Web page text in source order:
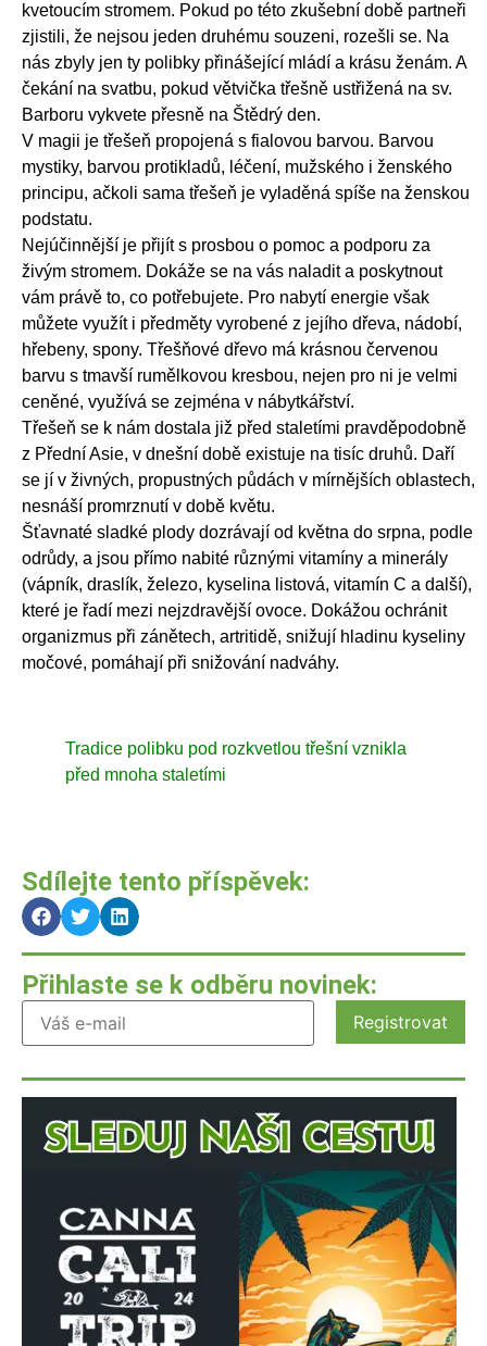
kvetoucím stromem. Pokud po této zkušební době partneři
zjistili, že nejsou jeden druhému souzeni, rozešli se. Na
nás zbyly jen ty polibky přinášející mládí a krásu ženám. A
čekání na svatbu, pokud větvička třešně ustřižená na sv.
Barboru vykvete přesně na Štědrý den.
V magii je třešeň propojená s fialovou barvou. Barvou
mystiky, barvou protikladů, léčení, mužského i ženského
principu, ačkoli sama třešeň je vyladěná spíše na ženskou
podstatu.
Nejúčinnější je přijít s prosbou o pomoc a podporu za
živým stromem. Dokáže se na vás naladit a poskytnout
vám právě to, co potřebujete. Pro nabytí energie však
můžete využít i předměty vyrobené z jejího dřeva, nádobí,
hřebeny, spony. Třešňové dřevo má krásnou červenou
barvu s tmavší rumělkovou kresbou, nejen pro ni je velmi
ceněné, využívá se zejména v nábytkářství.
Třešeň se k nám dostala již před staletími pravděpodobně
z Přední Asie, v dnešní době existuje na tisíc druhů. Daří
se jí v živných, propustných půdách v mírnějších oblastech,
nesnáší promrznutí v době květu.
Šťavnaté sladké plody dozrávají od května do srpna, podle
odrůdy, a jsou přímo nabité různými vitamíny a minerály
(vápník, draslík, železo, kyselina listová, vitamín C a další),
které je řadí mezi nejzdravější ovoce. Dokážou ochránit
organizmus při zánětech, artritidě, snižují hladinu kyseliny
močové, pomáhají při snižování nadváhy.
Tradice polibku pod rozkvetlou třešní vznikla
před mnoha staletími
Sdílejte tento příspěvek:
Přihlaste se k odběru novinek: